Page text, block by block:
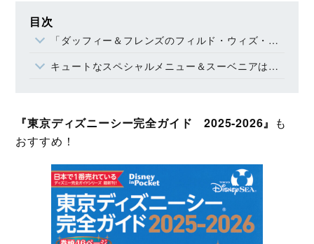
目次
「ダッフィー＆フレンズのフィルド・ウィズ・ジョイ！」ストーリー
キュートなスペシャルメニュー＆スーベニアは必見♡
『東京ディズニーシー完全ガイド 2025‐2026』 も
おすすめ！